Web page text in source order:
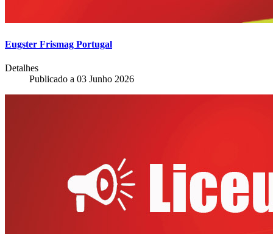
Eugster Frismag Portugal
Detalhes
Publicado a 03 Junho 2026